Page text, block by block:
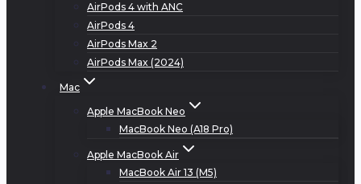
AirPods 4 with ANC
AirPods 4
AirPods Max 2
AirPods Max (2024)
Mac
Apple MacBook Neo
MacBook Neo (A18 Pro)
Apple MacBook Air
MacBook Air 13 (M5)